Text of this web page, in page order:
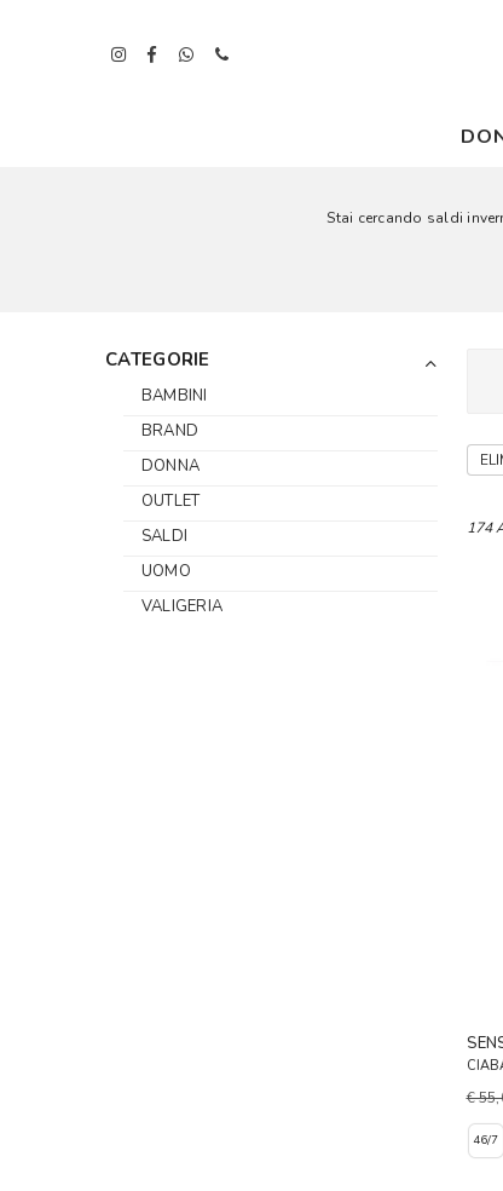
Stai cercando saldi
CATEGORIE
BAMBINI
BRAND
DONNA
OUTLET
SALDI
UOMO
VALIGERIA
174
€
46/7